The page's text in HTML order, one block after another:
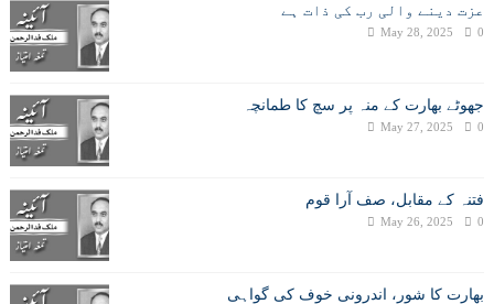
عزت دینے والی رب کی ذات ہے
May 28, 2025 0
جھوٹے بھارت کے منہ پر سچ کا طمانچہ
May 27, 2025 0
فتنہ کے مقابل، صف آرا قوم
May 26, 2025 0
بھارت کا شور، اندرونی خوف کی گواہی